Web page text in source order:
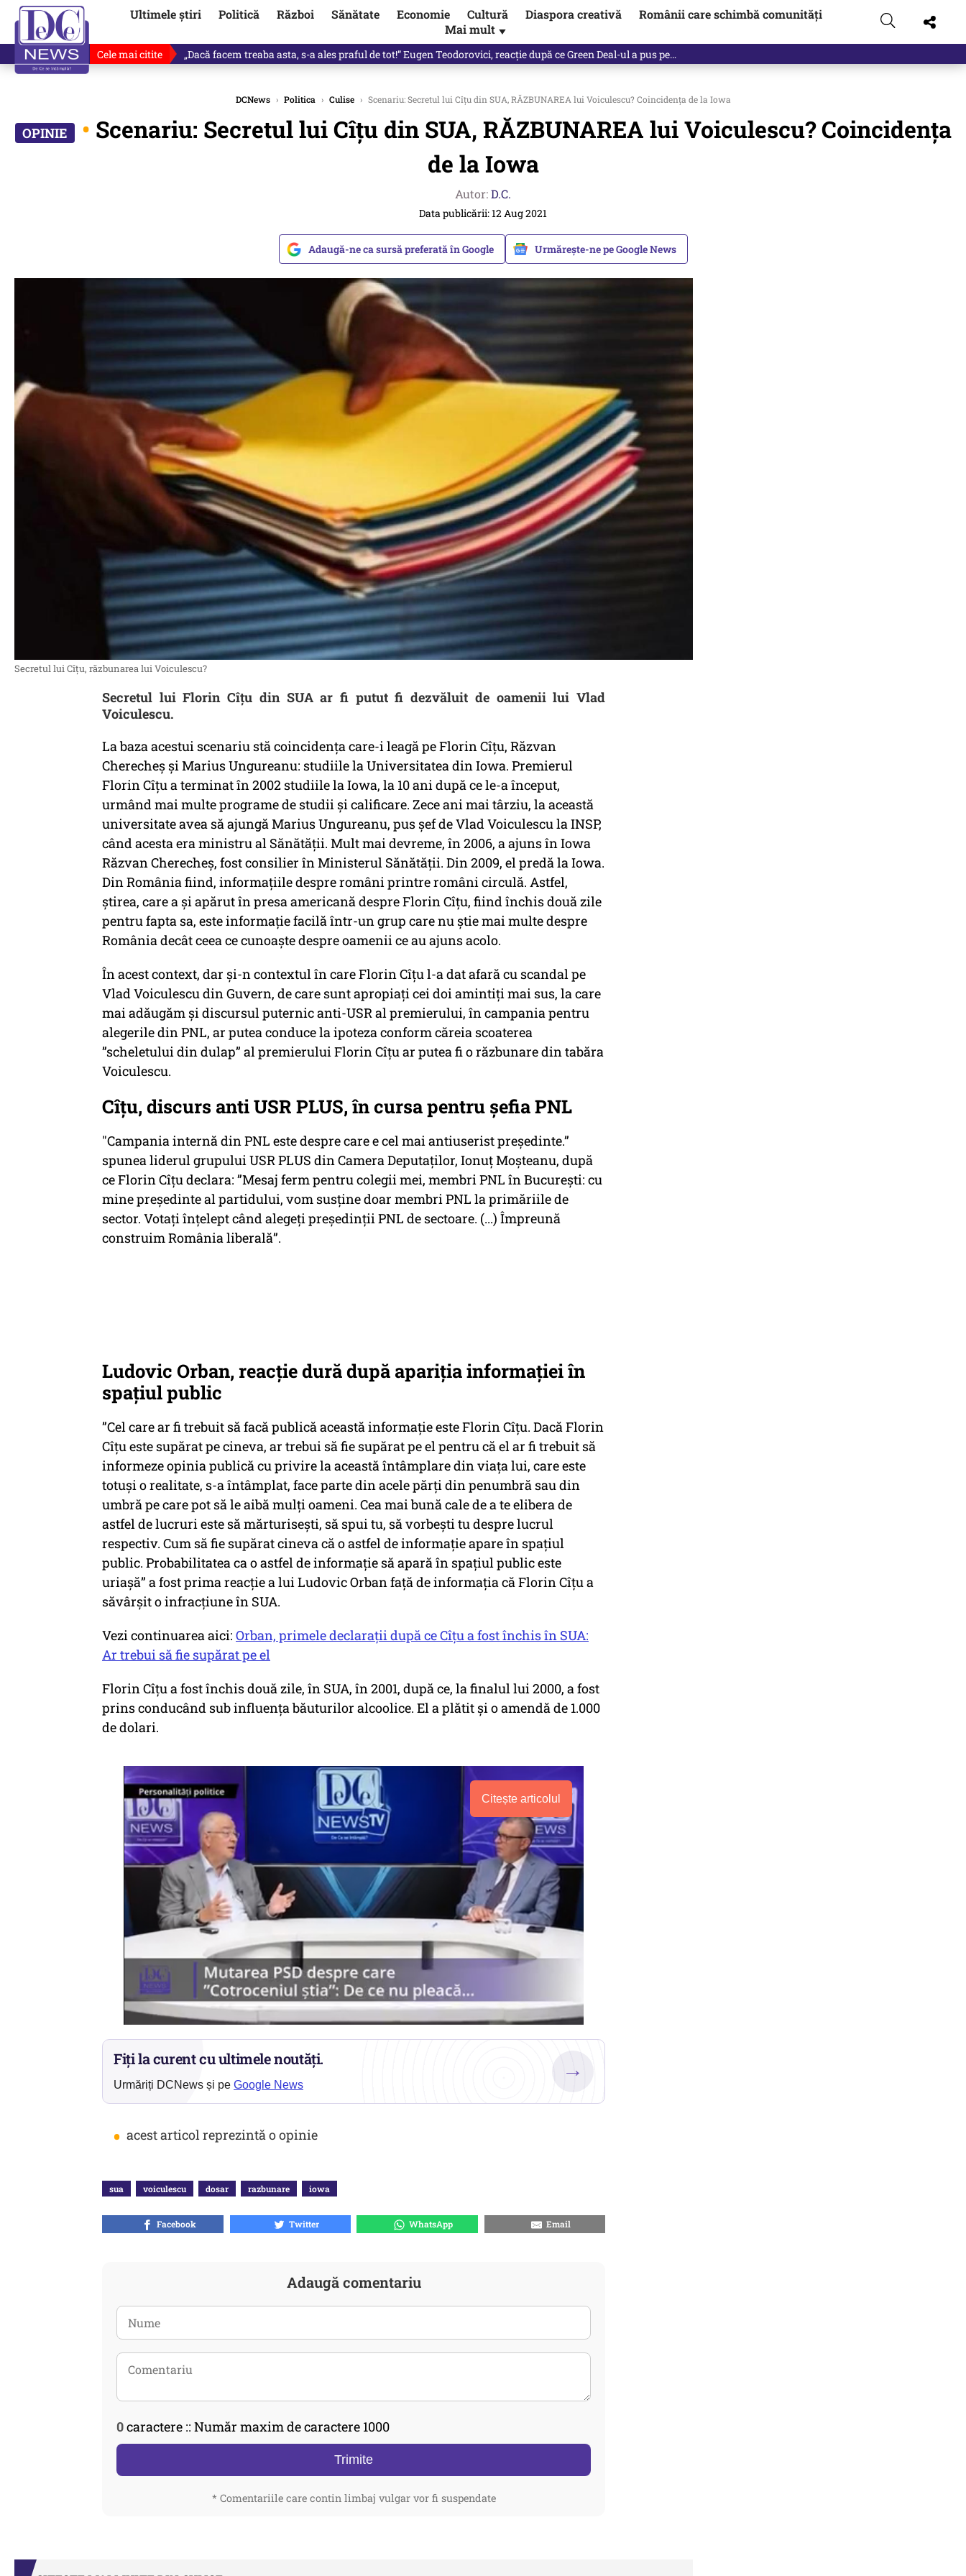
Ultimele știri Politică Război Sănătate Economie Cultură Diaspora creativă
Românii care schimbă comunități
Mai mult ▼
Cele mai citite „Dacă facem treaba asta, s-a ales praful de tot!” Eugen Teodorovici, reacție după ce Green Deal-ul a pus pe…
DCNews › Politica › Culise › Scenariu: Secretul lui Cîțu din SUA, RĂZBUNAREA lui Voiculescu? Coincidența de la Iowa
• Scenariu: Secretul lui Cîțu din SUA, RĂZBUNAREA lui Voiculescu? Coincidența
de la Iowa
Autor:D.C.
Data publicării: 12 Aug 2021
Adaugă-ne ca sursă preferată în Google Urmărește-ne pe Google News
Secretul lui Cîțu, răzbunarea lui Voiculescu?
Secretul lui Florin Cîțu din SUA ar fi putut fi dezvăluit de oamenii lui Vlad
Voiculescu.
La baza acestui scenariu stă coincidența care-i leagă pe Florin Cîțu, Răzvan
Cherecheș și Marius Ungureanu: studiile la Universitatea din Iowa. Premierul
Florin Cîțu a terminat în 2002 studiile la Iowa, la 10 ani după ce le-a început,
urmând mai multe programe de studii și calificare. Zece ani mai târziu, la această
universitate avea să ajungă Marius Ungureanu, pus șef de Vlad Voiculescu la INSP,
când acesta era ministru al Sănătății. Mult mai devreme, în 2006, a ajuns în Iowa
Răzvan Cherecheș, fost consilier în Ministerul Sănătății. Din 2009, el predă la Iowa.
Din România fiind, informațiile despre români printre români circulă. Astfel,
știrea, care a și apărut în presa americană despre Florin Cîțu, fiind închis două zile
pentru fapta sa, este informație facilă într-un grup care nu știe mai multe despre
România decât ceea ce cunoaște despre oamenii ce au ajuns acolo.
În acest context, dar și-n contextul în care Florin Cîțu l-a dat afară cu scandal pe
Vlad Voiculescu din Guvern, de care sunt apropiați cei doi amintiți mai sus, la care
mai adăugăm și discursul puternic anti-USR al premierului, în campania pentru
alegerile din PNL, ar putea conduce la ipoteza conform căreia scoaterea
”scheletului din dulap” al premierului Florin Cîțu ar putea fi o răzbunare din tabăra
Voiculescu.
Cîțu, discurs anti USR PLUS, în cursa pentru șefia PNL
"Campania internă din PNL este despre care e cel mai antiuserist preşedinte.”
spunea liderul grupului USR PLUS din Camera Deputaţilor, Ionuţ Moşteanu, după
ce Florin Cîțu declara: ”Mesaj ferm pentru colegii mei, membri PNL în Bucureşti: cu
mine preşedinte al partidului, vom susţine doar membri PNL la primăriile de
sector. Votaţi înţelept când alegeţi preşedinţii PNL de sectoare. (...) Împreună
construim România liberală”.
Ludovic Orban, reacție dură după apariția informației în
spațiul public
”Cel care ar fi trebuit să facă publică această informație este Florin Cîțu. Dacă Florin
Cîțu este supărat pe cineva, ar trebui să fie supărat pe el pentru că el ar fi trebuit să
informeze opinia publică cu privire la această întâmplare din viața lui, care este
totuși o realitate, s-a întâmplat, face parte din acele părți din penumbră sau din
umbră pe care pot să le aibă mulți oameni. Cea mai bună cale de a te elibera de
astfel de lucruri este să mărturisești, să spui tu, să vorbești tu despre lucrul
respectiv. Cum să fie supărat cineva că o astfel de informație apare în spațiul
public. Probabilitatea ca o astfel de informație să apară în spațiul public este
uriașă” a fost prima reacție a lui Ludovic Orban față de informația că Florin Cîțu a
săvârșit o infracțiune în SUA.
Vezi continuarea aici: Orban, primele declarații după ce Cîțu a fost închis în SUA:
Ar trebui să fie supărat pe el
Florin Cîțu a fost închis două zile, în SUA, în 2001, după ce, la finalul lui 2000, a fost
prins conducând sub influența băuturilor alcoolice. El a plătit și o amendă de 1.000
de dolari.
Citește articolul
Fiți la curent cu ultimele noutăți.
Urmăriți DCNews și pe Google News
→
• acest articol reprezintă o opinie
sua voiculescu dosar razbunare iowa
Facebook Twitter WhatsApp Email
Adaugă comentariu
0caractere :: Număr maxim de caractere 1000
Trimite
* Comentariile care contin limbaj vulgar vor fi suspendate